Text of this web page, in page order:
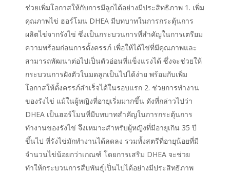
ช่วยเพิ่มโอกาสให้กับการมีลูกได้อย่างมีประสิทธิภาพ 1. เพิ่ม
คุณภาพไข่ ฮอร์โมน DHEA มีบทบาทในการกระตุ้นการ
ผลิตไข่จากรังไข่ ซึ่งเป็นกระบวนการที่สำคัญในการเตรียม
ความพร้อมก่อนการตั้งครรภ์ เพื่อให้ได้ไข่ที่มีคุณภาพและ
สามารถพัฒนาต่อไปเป็นตัวอ่อนที่แข็งแรงได้ ซึ่งจะช่วยให้
กระบวนการฝังตัวในมดลูกเป็นไปได้ง่าย พร้อมกับเพิ่ม
โอกาสให้ตั้งครรภ์สำเร็จได้ในรอบแรก 2. ช่วยการทำงาน
ของรังไข่ แม้ในผู้หญิงที่อายุเริ่มมากขึ้น ดังที่กล่าวไปว่า
DHEA เป็นฮอร์โมนที่มีบทบาทสำคัญในการกระตุ้นการ
ทำงานของรังไข่ จึงเหมาะสำหรับผู้หญิงที่มีอายุเกิน 35 ปี
ขึ้นไป ที่รังไข่มักทำงานได้ลดลง รวมทั้งสตรีที่อายุน้อยที่มี
จำนวนไข่น้อยกว่าเกณฑ์ โดยการเสริม DHEA จะช่วย
ทำให้กระบวนการสืบพันธุ์เป็นไปได้อย่างมีประสิทธิภาพ